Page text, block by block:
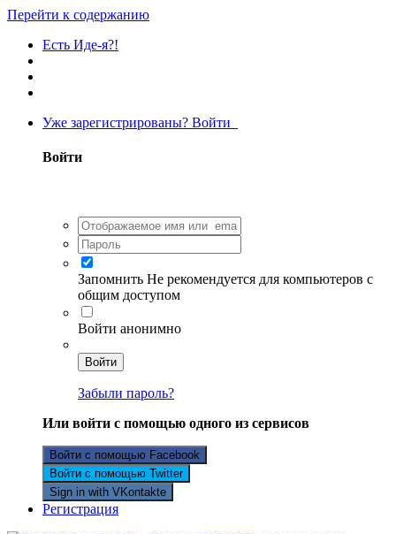
Перейти к содержанию
Есть Иде-я?!
Уже зарегистрированы? Войти
Войти
Запомнить Не рекомендуется для компьютеров с
общим доступом
Войти анонимно
Войти
Забыли пароль?
Или войти с помощью одного из сервисов
Войти с помощью Facebook
Войти с помощью Twitter
Sign in with VKontakte
Регистрация